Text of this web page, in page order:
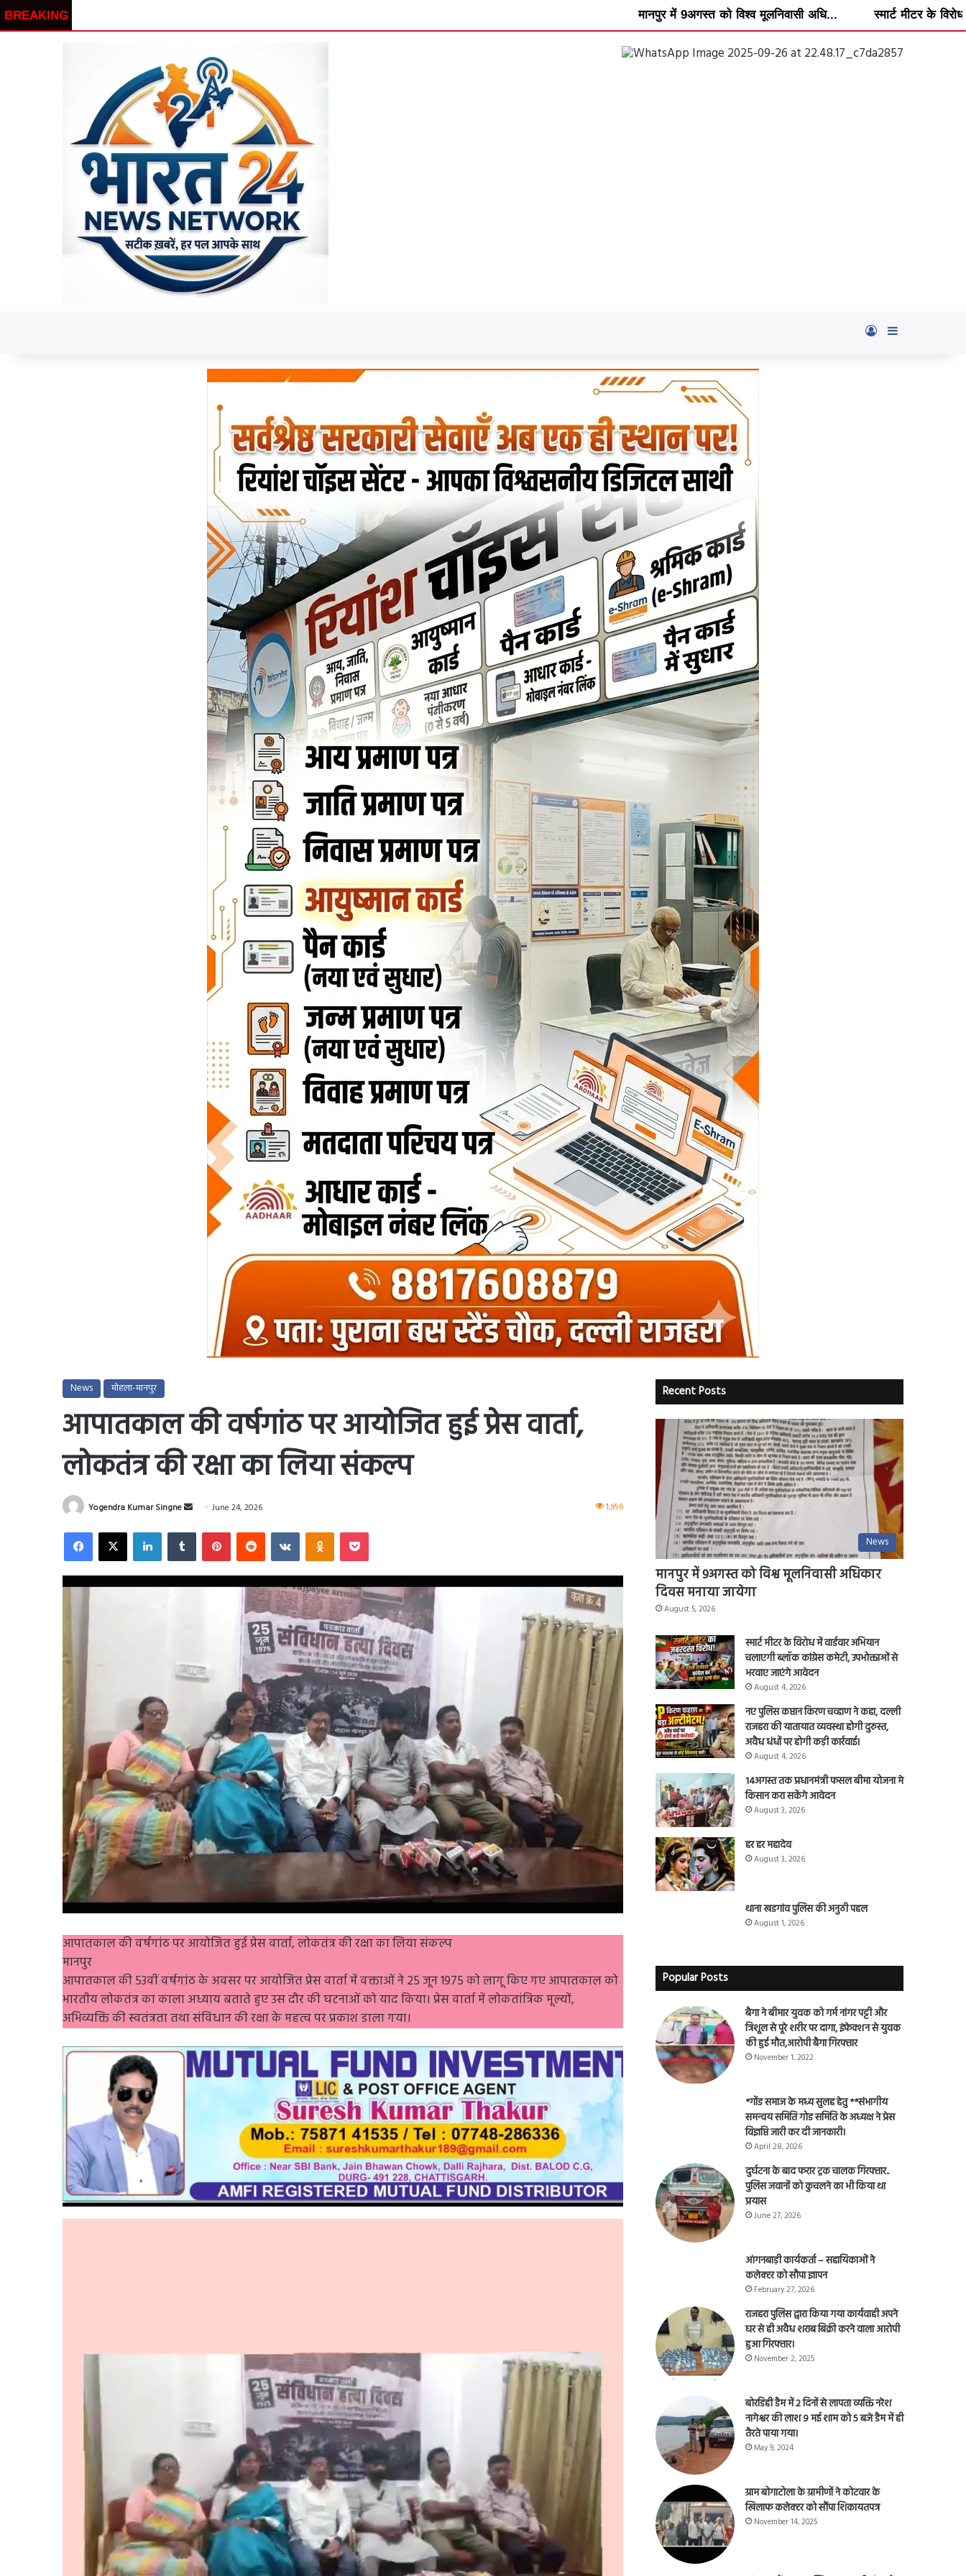
BREAKING मानपुर में 9अगस्त को विश्व मूलनिवासी अधि... स्मार्ट मीटर के विरोध में वार्डवार अभिया...
Log InSidebar
News मोहला-मानपुर
आपातकाल की वर्षगांठ पर आयोजित हुई प्रेस वार्ता,
लोकतंत्र की रक्षा का लिया संकल्प
Yogendra Kumar Singne
Send
email
June 24, 2026 1,956
Facebook
X LinkedInTumblrPinterestRedditVKontakteOdnoklassniki
Pocket
आपातकाल की वर्षगांठ पर आयोजित हुई प्रेस वार्ता, लोकतंत्र की रक्षा का लिया संकल्प
मानपुर
आपातकाल की 53वीं वर्षगांठ के अवसर पर आयोजित प्रेस वार्ता में वक्ताओं ने 25 जून 1975 को लागू किए गए आपातकाल को
भारतीय लोकतंत्र का काला अध्याय बताते हुए उस दौर की घटनाओं को याद किया। प्रेस वार्ता में लोकतांत्रिक मूल्यों,
अभिव्यक्ति की स्वतंत्रता तथा संविधान की रक्षा के महत्व पर प्रकाश डाला गया।
Recent Posts
News
मानपुर में 9अगस्त को विश्व मूलनिवासी अधिकार
दिवस मनाया जायेगा
August 5, 2026
स्मार्ट मीटर के विरोध में वार्डवार अभियान
चलाएगी ब्लॉक कांग्रेस कमेटी, उपभोक्ताओं से
भरवाए जाएंगे आवेदन
August 4, 2026
नए पुलिस कप्तान किरण चव्हाण ने कहा, दल्ली
राजहरा की यातायात व्यवस्था होगी दुरुस्त,
अवैध धंधों पर होगी कड़ी कार्रवाई।
August 4, 2026
14अगस्त तक प्रधानमंत्री फसल बीमा योजना मे
किसान करा सकेंगे आवेदन
August 3, 2026
हर हर महादेव
August 3, 2026
थाना खडगांव पुलिस की अनुठी पहल
August 1, 2026
Popular Posts
बैगा ने बीमार युवक को गर्म नांगर पट्टी और
त्रिशूल से पूरे शरीर पर दागा, इंफेक्शन से युवक
की हुई मौत,आरोपी बैगा गिरफ्तार
November 1, 2022
*गोंड समाज के मध्य सुलह हेतु **संभागीय
समन्वय समिति गोड समिति के अध्यक्ष ने प्रेस
विज्ञप्ति जारी कर दी जानकारी।
April 28, 2026
दुर्घटना के बाद फरार ट्रक चालक गिरफ्तार..
पुलिस जवानों को कुचलने का भी किया था
प्रयास
June 27, 2026
आंगनबाड़ी कार्यकर्ता – सहायिकाओं नेे
कलेक्टर को सौपा ज्ञापन
February 27, 2026
राजहरा पुलिस द्वारा किया गया कार्यवाही अपने
घर से ही अवैध शराब बिक्री करने वाला आरोपी
हुआ गिरफ्तार।
November 2, 2025
बोरडिही डैम में 2 दिनों से लापता व्यक्ति नरेश
नागेश्वर की लाश 9 मई शाम को 5 बजे डैम में ही
तैरते पाया गया।
May 9, 2024
ग्राम बोगाटोला के ग्रामीणों ने कोटवार के
खिलाफ कलेक्टर को सौंपा शिकायतपत्र
November 14, 2025